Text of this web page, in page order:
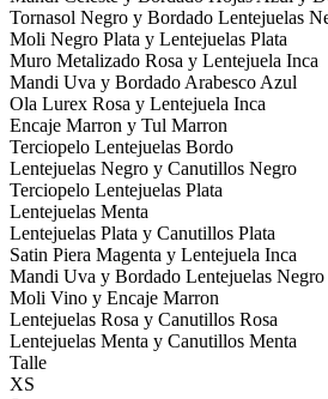
Tornasol Negro y Bordado Lentejuelas
Moli Negro Plata y Lentejuelas Plata
Muro Metalizado Rosa y Lentejuela Inca
Mandi Uva y Bordado Arabesco Azul
Ola Lurex Rosa y Lentejuela Inca
Encaje Marron y Tul Marron
Terciopelo Lentejuelas Bordo
Lentejuelas Negro y Canutillos Negro
Terciopelo Lentejuelas Plata
Lentejuelas Menta
Lentejuelas Plata y Canutillos Plata
Satin Piera Magenta y Lentejuela Inca
Mandi Uva y Bordado Lentejuelas Negro
Moli Vino y Encaje Marron
Lentejuelas Rosa y Canutillos Rosa
Lentejuelas Menta y Canutillos Menta
Talle
XS